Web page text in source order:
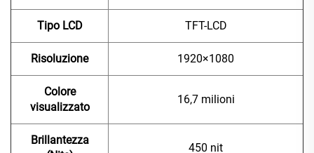
Tipo LCD TFT-LCD
Risoluzione 1920×1080
Colore
visualizzato
16,7 milioni
Brillantezza
450 nit